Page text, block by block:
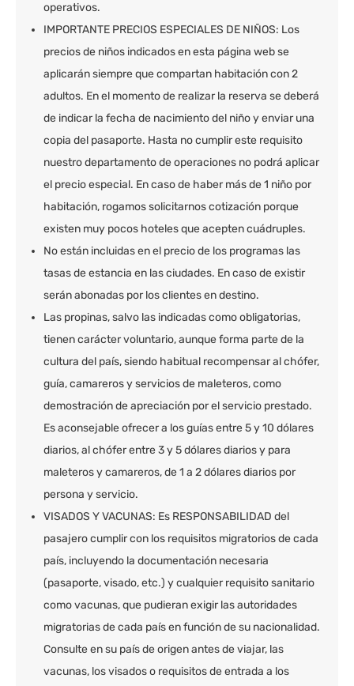
operativos.
IMPORTANTE PRECIOS ESPECIALES DE NIÑOS: Los
precios de niños indicados en esta página web se
aplicarán siempre que compartan habitación con 2
adultos. En el momento de realizar la reserva se deberá
de indicar la fecha de nacimiento del niño y enviar una
copia del pasaporte. Hasta no cumplir este requisito
nuestro departamento de operaciones no podrá aplicar
el precio especial. En caso de haber más de 1 niño por
habitación, rogamos solicitarnos cotización porque
existen muy pocos hoteles que acepten cuádruples.
No están incluidas en el precio de los programas las
tasas de estancia en las ciudades. En caso de existir
serán abonadas por los clientes en destino.
Las propinas, salvo las indicadas como obligatorias,
tienen carácter voluntario, aunque forma parte de la
cultura del país, siendo habitual recompensar al chófer,
guía, camareros y servicios de maleteros, como
demostración de apreciación por el servicio prestado.
Es aconsejable ofrecer a los guías entre 5 y 10 dólares
diarios, al chófer entre 3 y 5 dólares diarios y para
maleteros y camareros, de 1 a 2 dólares diarios por
persona y servicio.
VISADOS Y VACUNAS: Es RESPONSABILIDAD del
pasajero cumplir con los requisitos migratorios de cada
país, incluyendo la documentación necesaria
(pasaporte, visado, etc.) y cualquier requisito sanitario
como vacunas, que pudieran exigir las autoridades
migratorias de cada país en función de su nacionalidad.
Consulte en su país de origen antes de viajar, las
vacunas, los visados o requisitos de entrada a los